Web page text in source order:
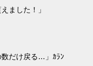
ました！」
だけ戻る…」ｶﾗﾝ